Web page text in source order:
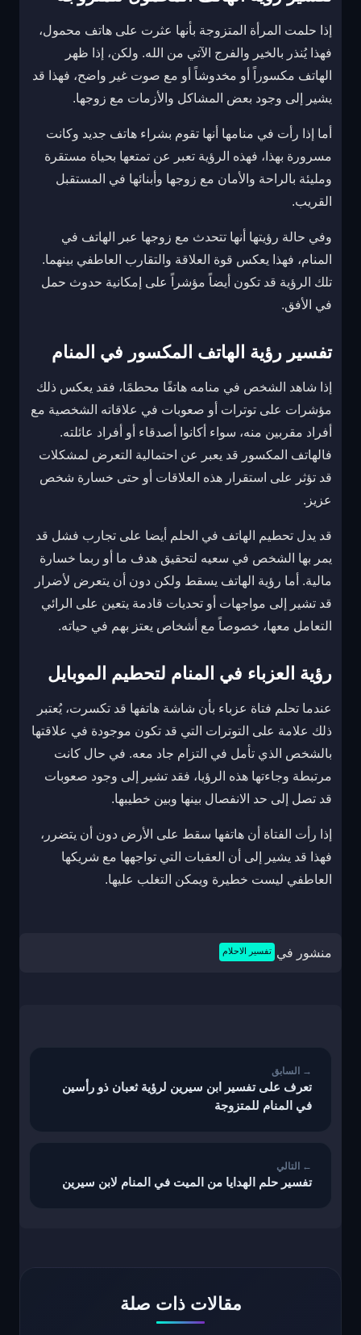
إذا حلمت المرأة المتزوجة بأنها عثرت على هاتف محمول،
فهذا يُنذر بالخير والفرج الآتي من الله. ولكن، إذا ظهر
الهاتف مكسوراً أو مخدوشاً أو مع صوت غير واضح، فهذا قد
يشير إلى وجود بعض المشاكل والأزمات مع زوجها.
أما إذا رأت في منامها أنها تقوم بشراء هاتف جديد وكانت
مسرورة بهذا، فهذه الرؤية تعبر عن تمتعها بحياة مستقرة
ومليئة بالراحة والأمان مع زوجها وأبنائها في المستقبل
القريب.
وفي حالة رؤيتها أنها تتحدث مع زوجها عبر الهاتف في
المنام، فهذا يعكس قوة العلاقة والتقارب العاطفي بينهما.
تلك الرؤية قد تكون أيضاً مؤشراً على إمكانية حدوث حمل
في الأفق.
تفسير رؤية الهاتف المكسور في المنام
إذا شاهد الشخص في منامه هاتفًا محطمًا، فقد يعكس ذلك
مؤشرات على توترات أو صعوبات في علاقاته الشخصية مع
أفراد مقربين منه، سواء أكانوا أصدقاء أو أفراد عائلته.
فالهاتف المكسور قد يعبر عن احتمالية التعرض لمشكلات
قد تؤثر على استقرار هذه العلاقات أو حتى خسارة شخص
عزيز.
قد يدل تحطيم الهاتف في الحلم أيضا على تجارب فشل قد
يمر بها الشخص في سعيه لتحقيق هدف ما أو ربما خسارة
مالية. أما رؤية الهاتف يسقط ولكن دون أن يتعرض لأضرار
قد تشير إلى مواجهات أو تحديات قادمة يتعين على الرائي
التعامل معها، خصوصاً مع أشخاص يعتز بهم في حياته.
رؤية العزباء في المنام لتحطيم الموبايل
عندما تحلم فتاة عزباء بأن شاشة هاتفها قد تكسرت، يُعتبر
ذلك علامة على التوترات التي قد تكون موجودة في علاقتها
بالشخص الذي تأمل في التزام جاد معه. في حال كانت
مرتبطة وجاءتها هذه الرؤيا، فقد تشير إلى وجود صعوبات
قد تصل إلى حد الانفصال بينها وبين خطيبها.
إذا رأت الفتاة أن هاتفها سقط على الأرض دون أن يتضرر،
فهذا قد يشير إلى أن العقبات التي تواجهها مع شريكها
العاطفي ليست خطيرة ويمكن التغلب عليها.
منشور في تفسير الاحلام
تعرف على تفسير ابن سيرين لرؤية ثعبان ذو رأسين
في المنام للمتزوجة
تفسير حلم الهدايا من الميت في المنام لابن سيرين
مقالات ذات صلة